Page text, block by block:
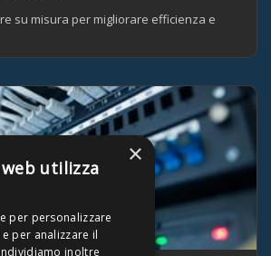
su misura per migliorare efficienza e
×
utilizza
per personalizzare
per analizzare il
inoltre